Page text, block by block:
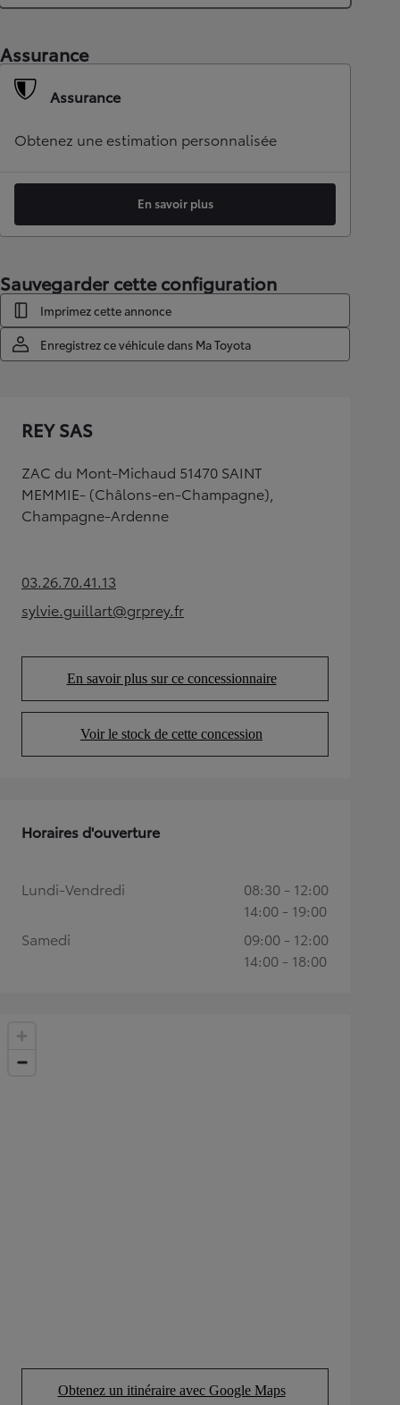
Assurance
Assurance
Obtenez une estimation personnalisée
En savoir plus
Sauvegarder cette configuration
Imprimez cette annonce
Enregistrez ce véhicule dans Ma Toyota
REY SAS
ZAC du Mont-Michaud 51470 SAINT
MEMMIE- (Châlons-en-Champagne),
Champagne-Ardenne
03.26.70.41.13(Opens in new tab)
sylvie.guillart@grprey.fr
(Opens in new tab)
En savoir plus sur ce concessionnaire
(Opens in new tab)
Voir le stock de cette concession
(Opens in new tab)
Obtenez un itinéraire avec Google Maps
(Opens in new tab)
Horaires d'ouverture
Lundi-Vendredi
08:30 - 12:00
14:00 - 19:00
Samedi
09:00 - 12:00
14:00 - 18:00